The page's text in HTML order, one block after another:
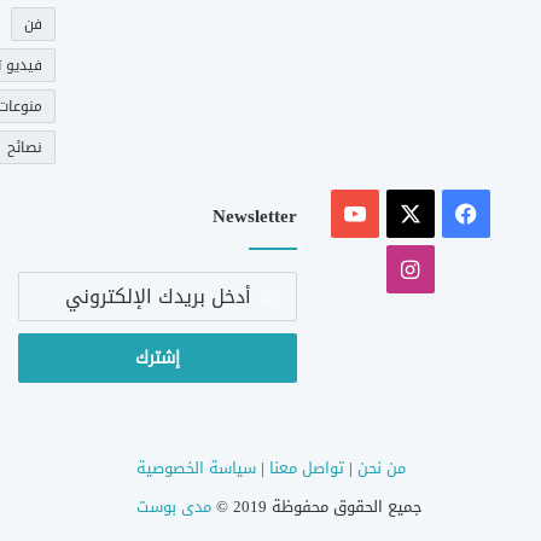
فن
فيديو
نصائح
فيسبوك
‫YouTube
انستقرام
Newsletter
أدخل
الإلكتروني
من نحن |تواصل معنا |سياسة الخصوصية
جميع الحقوق محفوظة 2019 ©
مدى بوست